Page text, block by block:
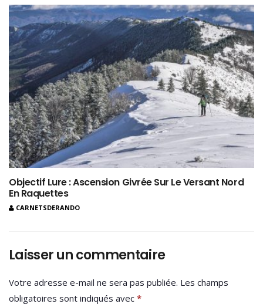
Objectif Lure : Ascension Givrée Sur Le Versant Nord
En Raquettes
CARNETSDERANDO
Laisser un commentaire
Votre adresse e-mail ne sera pas publiée. Les champs
obligatoires sont indiqués avec *